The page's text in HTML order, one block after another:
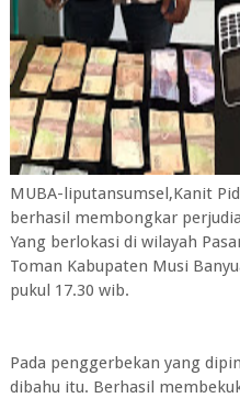
MUBA-liputansumsel,Kanit
berhasil membongkar
Yang berlokasi di wilayah
Toman Kabupaten Musi
pukul 17.30 wib.
Pada penggerbekan yang
dibahu itu. Berhasil